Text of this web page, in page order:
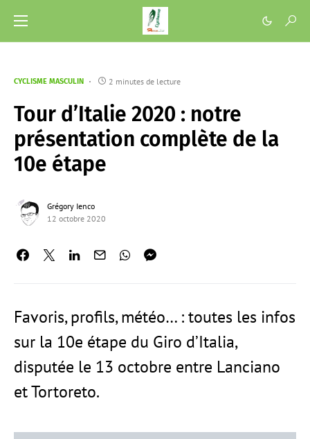
CYCLISME MASCULIN 2 minutes de lecture
Tour d’Italie 2020 : notre
présentation complète de la
10e étape
Grégory Ienco
12 octobre 2020
Favoris, profils, météo… : toutes les infos
sur la 10e étape du Giro d’Italia,
disputée le 13 octobre entre Lanciano
et Tortoreto.